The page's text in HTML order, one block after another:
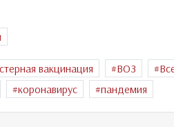
вакцинация ВОЗ
коронавирус пандемия